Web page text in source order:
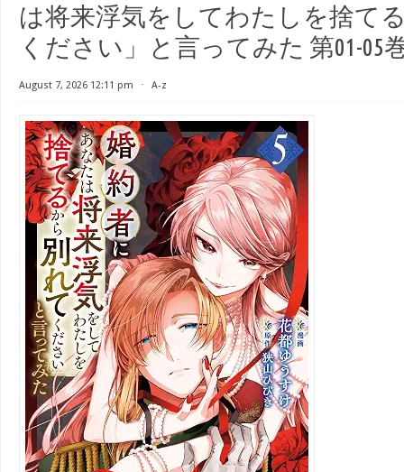
は将来浮気をしてわたしを捨て
ください」と言ってみた 第01-05
August 7, 2026 12:11 pm ⋅ A-z